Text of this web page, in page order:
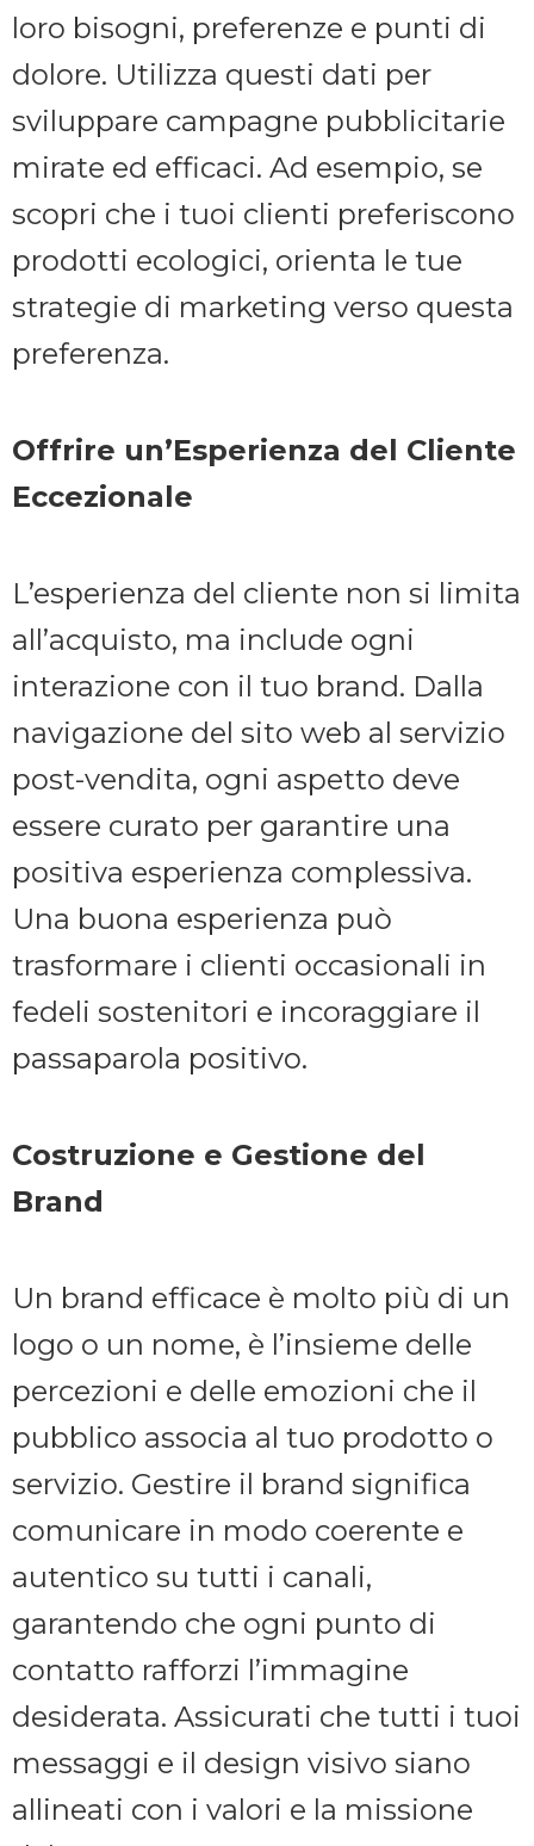
loro bisogni, preferenze e punti di
dolore. Utilizza questi dati per
sviluppare campagne pubblicitarie
mirate ed efficaci. Ad esempio, se
scopri che i tuoi clienti preferiscono
prodotti ecologici, orienta le tue
strategie di marketing verso questa
preferenza.
Offrire un’Esperienza del Cliente
Eccezionale
L’esperienza del cliente non si limita
all’acquisto, ma include ogni
interazione con il tuo brand. Dalla
navigazione del sito web al servizio
post-vendita, ogni aspetto deve
essere curato per garantire una
positiva esperienza complessiva.
Una buona esperienza può
trasformare i clienti occasionali in
fedeli sostenitori e incoraggiare il
passaparola positivo.
Costruzione e Gestione del
Brand
Un brand efficace è molto più di un
logo o un nome, è l’insieme delle
percezioni e delle emozioni che il
pubblico associa al tuo prodotto o
servizio. Gestire il brand significa
comunicare in modo coerente e
autentico su tutti i canali,
garantendo che ogni punto di
contatto rafforzi l’immagine
desiderata. Assicurati che tutti i tuoi
messaggi e il design visivo siano
allineati con i valori e la missione